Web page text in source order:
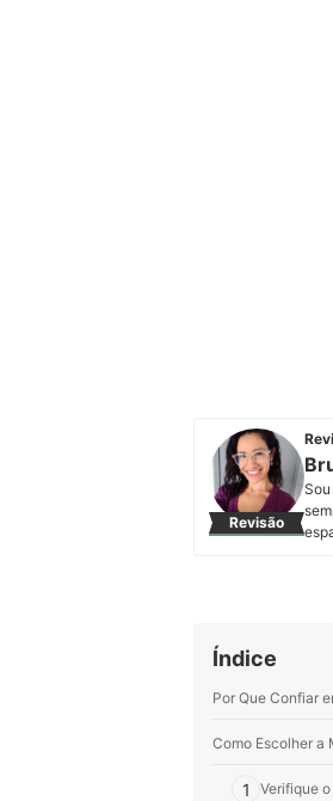
Revisão
Índice
Por Que Confiar
Como Escolher a
1 Verifique